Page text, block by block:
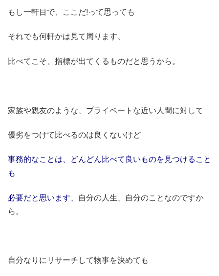
もし一軒目で、ここだ!って思っても
それでも何軒かは見て周ります、
比べてこそ、指標が出てくるものだと思うから。
家族や親友のような、プライベートな近い人間に対して
優劣をつけて比べるのは良くないけど
事務的なことは、どんどん比べて良いものを見つけること
も
必要だと思います、
自分の人生、自分のことなのですか
ら。
自分なりにリサーチして物事を決めても